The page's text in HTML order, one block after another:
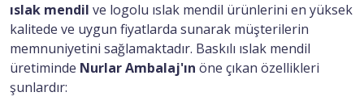
ıslak mendil ve logolu ıslak mendil ürünlerini en yüksek
kalitede ve uygun fiyatlarda sunarak müşterilerin
memnuniyetini sağlamaktadır. Baskılı ıslak mendil
üretiminde Nurlar Ambalaj'ın öne çıkan özellikleri
şunlardır: